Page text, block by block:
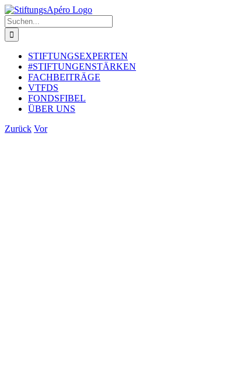
Zum
Inhalt
springen
Suche
nach:
STIFTUNGSEXPERTEN
#STIFTUNGENSTÄRKEN
FACHBEITRÄGE
VTFDS
FONDSFIBEL
ÜBER UNS
Zurück Vor